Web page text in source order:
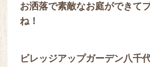
お洒落で素敵なお庭ができて
ね！
ビレッジアップガーデン八千